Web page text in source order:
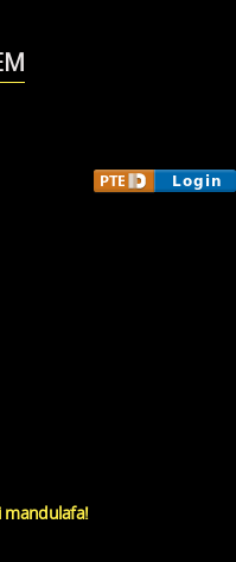
mandulafa!